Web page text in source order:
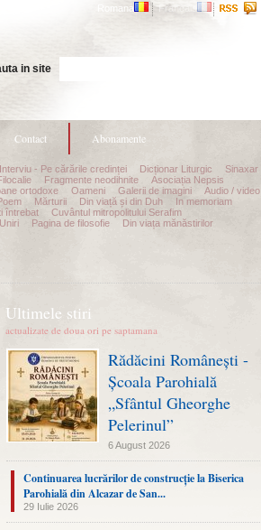
Romana Francais
in site
Contact Abonamente
Interviu - Pe cărările credinței Dicționar Liturgic
Sinaxar
Fragmente neodihnite
Asociația Nepsis
ortodoxe Oameni Galerii de imagini
Audio / video
Mărturii Din viață și din Duh
In memoriam
întrebat
Cuvântul mitropolitului Serafim
Pagina de filosofie
Din viața mănăstirilor
Ultimele stiri
actualizate de doua ori pe saptamana
Rădăcini Românești -
Școala Parohială
„Sfântul Gheorghe
Pelerinul”
6 August 2026
Continuarea lucrărilor de construcție la Biserica
Parohială din Alcazar de San...
29 Iulie 2026